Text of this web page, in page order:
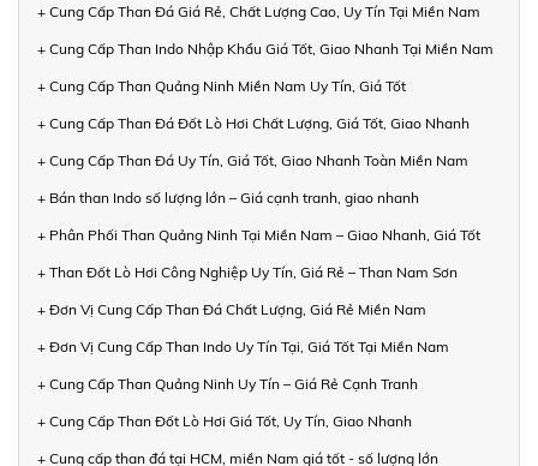
+ Cung Cấp Than Đá Giá Rẻ, Chất Lượng Cao, Uy Tín Tại Miền Nam
+ Cung Cấp Than Indo Nhập Khẩu Giá Tốt, Giao Nhanh Tại Miền Nam
+ Cung Cấp Than Quảng Ninh Miền Nam Uy Tín, Giá Tốt
+ Cung Cấp Than Đá Đốt Lò Hơi Chất Lượng, Giá Tốt, Giao Nhanh
+ Cung Cấp Than Đá Uy Tín, Giá Tốt, Giao Nhanh Toàn Miền Nam
+ Bán than Indo số lượng lớn – Giá cạnh tranh, giao nhanh
+ Phân Phối Than Quảng Ninh Tại Miền Nam – Giao Nhanh, Giá Tốt
+ Than Đốt Lò Hơi Công Nghiệp Uy Tín, Giá Rẻ – Than Nam Sơn
+ Đơn Vị Cung Cấp Than Đá Chất Lượng, Giá Rẻ Miền Nam
+ Đơn Vị Cung Cấp Than Indo Uy Tín Tại, Giá Tốt Tại Miền Nam
+ Cung Cấp Than Quảng Ninh Uy Tín – Giá Rẻ Cạnh Tranh
+ Cung Cấp Than Đốt Lò Hơi Giá Tốt, Uy Tín, Giao Nhanh
+ Cung cấp than đá tại HCM, miền Nam giá tốt - số lượng lớn